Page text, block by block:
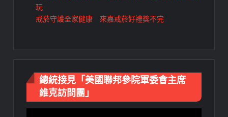
玩
戒菸守護全家健康 來嘉戒菸好禮獎不完
總統接見「美國聯邦參院軍委會主席
維克訪問團」